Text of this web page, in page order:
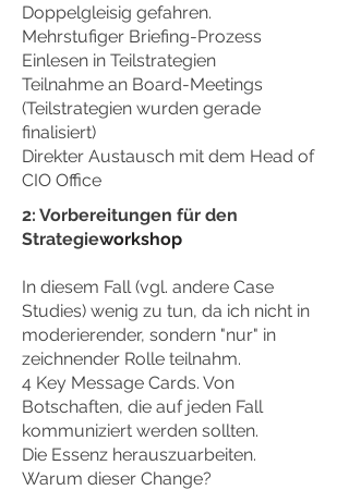
Doppelgleisig gefahren.
Mehrstufiger Briefing-Prozess
Einlesen in Teilstrategien
Teilnahme an Board-Meetings
(Teilstrategien wurden gerade
finalisiert)
Direkter Austausch mit dem Head of
CIO Office
2: Vorbereitungen für den
Strategieworkshop
In diesem Fall (vgl. andere Case
Studies) wenig zu tun, da ich nicht in
moderierender, sondern "nur" in
zeichnender Rolle teilnahm.
4 Key Message Cards. Von
Botschaften, die auf jeden Fall
kommuniziert werden sollten.
Die Essenz herauszuarbeiten.
Warum dieser Change?